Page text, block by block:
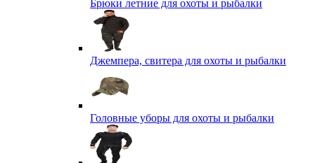
Брюки летние для охоты и рыбалки
Джемпера, свитера для охоты и рыбалки
Головные уборы для охоты и рыбалки